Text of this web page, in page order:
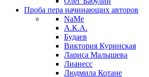
Проба пера начинающих авторов
NaMe
А.К.А.
Будаев
Виктория Куринская
Лариса Малышева
Лианесс
Людмила Котане